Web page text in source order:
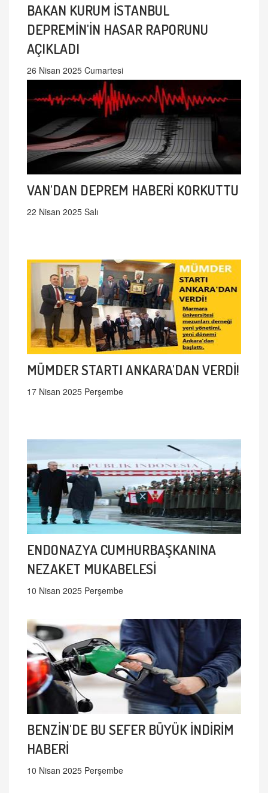
BAKAN KURUM İSTANBUL
DEPREMİN'İN HASAR RAPORUNU
AÇIKLADI
26 Nisan 2025 Cumartesi
VAN'DAN DEPREM HABERİ KORKUTTU
22 Nisan 2025 Salı
MÜMDER STARTI ANKARA'DAN VERDİ!
17 Nisan 2025 Perşembe
ENDONAZYA CUMHURBAŞKANINA
NEZAKET MUKABELESİ
10 Nisan 2025 Perşembe
BENZİN'DE BU SEFER BÜYÜK İNDİRİM
HABERİ
10 Nisan 2025 Perşembe